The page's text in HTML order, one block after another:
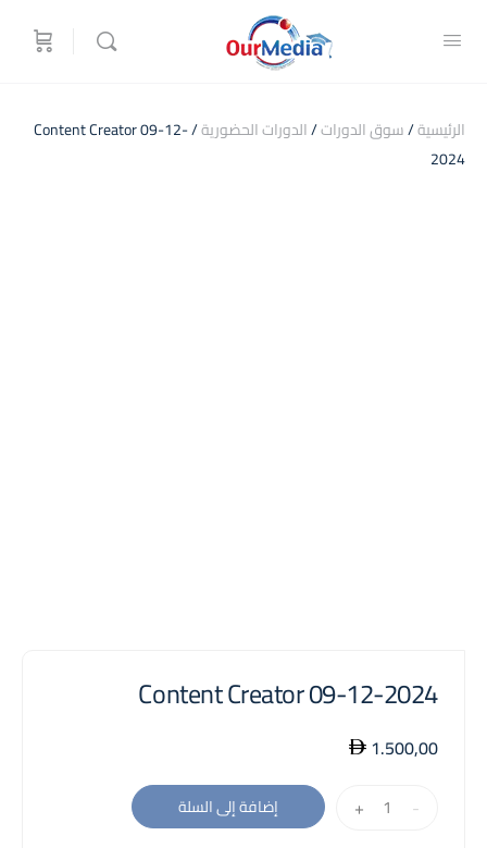
الرئيسية/سوق الدورات/الدورات الحضورية / Content Creator 09-12-
2024
Content Creator 09-12-2024
1.500,00
-
+ إضافة إلى السلة